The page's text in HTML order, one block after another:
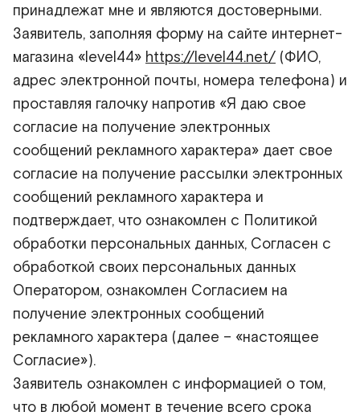
принадлежат мне и являются достоверными.
Заявитель, заполняя форму на сайте интернет-
магазина «level44» https://level44.net/ (ФИО,
адрес электронной почты, номера телефона) и
проставляя галочку напротив «Я даю свое
согласие на получение электронных
сообщений рекламного характера» дает свое
согласие на получение рассылки электронных
сообщений рекламного характера и
подтверждает, что ознакомлен с Политикой
обработки персональных данных, Согласен с
обработкой своих персональных данных
Оператором, ознакомлен Согласием на
получение электронных сообщений
рекламного характера (далее – «настоящее
Согласие»).
Заявитель ознакомлен с информацией о том,
что в любой момент в течение всего срока